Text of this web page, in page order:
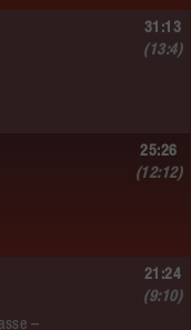
31:13
(13:4)
25:26
(12:12)
–
21:24
(9:10)